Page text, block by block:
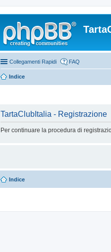
Collegamenti Rapidi FAQ
Indice
TartaClubItalia - Registrazione
Per continuare la procedura di
Indice